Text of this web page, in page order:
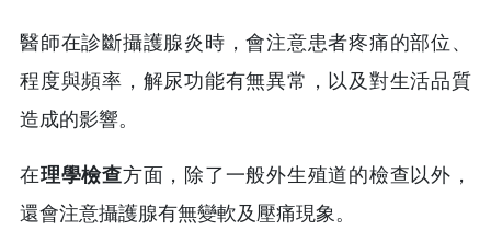
醫師在診斷攝護腺炎時，會注意患者疼痛的部位、
程度與頻率，解尿功能有無異常，以及對生活品質
造成的影響。
在理學檢查方面，除了一般外生殖道的檢查以外，
還會注意攝護腺有無變軟及壓痛現象。